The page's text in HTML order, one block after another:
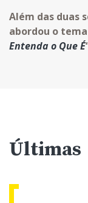
Além das duas
abordou o
Entenda o Que É
Últimas